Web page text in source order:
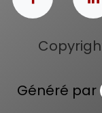
Généré par